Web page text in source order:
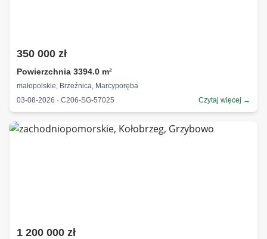
350 000 zł
Powierzchnia 3394.0 m²
małopolskie, Brzeźnica, Marcyporęba
03-08-2026 · C206-SG-57025
Czytaj więcej →
1 200 000 zł